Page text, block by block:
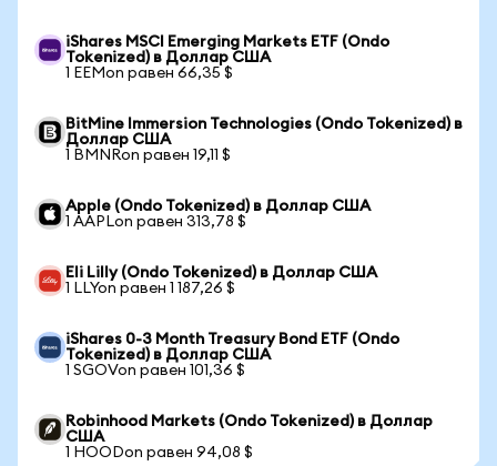
iShares MSCI Emerging Markets ETF (Ondo
Tokenized) в Доллар США
1 EEMon равен 66,35 $
BitMine Immersion Technologies (Ondo Tokenized) в
Доллар США
1 BMNRon равен 19,11 $
Apple (Ondo Tokenized) в Доллар США
1 AAPLon равен 313,78 $
Eli Lilly (Ondo Tokenized) в Доллар США
1 LLYon равен 1 187,26 $
iShares 0-3 Month Treasury Bond ETF (Ondo
Tokenized) в Доллар США
1 SGOVon равен 101,36 $
Robinhood Markets (Ondo Tokenized) в Доллар
США
1 HOODon равен 94,08 $